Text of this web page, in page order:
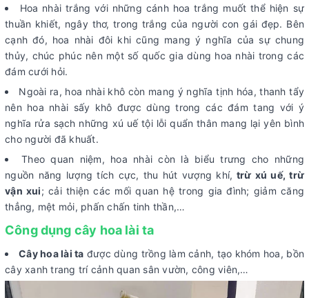
Hoa nhài trắng với những cánh hoa trắng muốt thể hiện sự
thuần khiết, ngây thơ, trong trắng của người con gái đẹp. Bên
cạnh đó, hoa nhài đôi khi cũng mang ý nghĩa của sự chung
thủy, chúc phúc nên một số quốc gia dùng hoa nhài trong các
đám cưới hỏi.
Ngoài ra, hoa nhài khô còn mang ý nghĩa tịnh hóa, thanh tẩy
nên hoa nhài sấy khô được dùng trong các đám tang với ý
nghĩa rửa sạch những xú uế tội lỗi quẩn thân mang lại yên bình
cho người đã khuất.
Theo quan niệm, hoa nhài còn là biểu trưng cho những
nguồn năng lượng tích cực, thu hút vượng khí, trừ xú uế, trừ
vận xui; cải thiện các mối quan hệ trong gia đình; giảm căng
thẳng, mệt mỏi, phấn chấn tinh thần,…
Công dụng cây hoa lài ta
Cây hoa lài ta được dùng trồng làm cảnh, tạo khóm hoa, bồn
cây xanh trang trí cảnh quan sân vườn, công viên,…